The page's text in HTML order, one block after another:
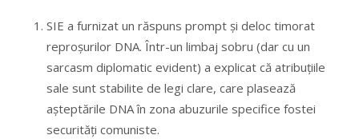
SIE a furnizat un răspuns prompt și deloc timorat
reproșurilor DNA. Într-un limbaj sobru (dar cu un
sarcasm diplomatic evident) a explicat că atribuțiile
sale sunt stabilite de legi clare, care plasează
așteptările DNA în zona abuzurile specifice fostei
securități comuniste.